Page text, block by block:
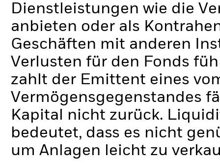
Dienstleistungen wie die
anbieten oder als
Geschäften mit anderen
Verlusten für den Fonds
zahlt der Emittent eines
Vermögensgegenstandes
Kapital nicht zurück.
bedeutet, dass es nicht
um Anlagen leicht zu